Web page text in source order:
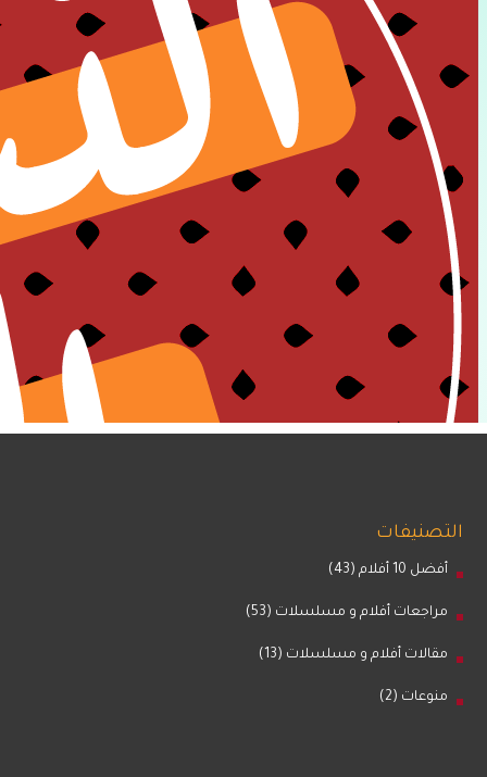
التصنيفات
أفضل 10 أفلام (43)
مراجعات أفلام و مسلسلات (53)
مقالات أفلام و مسلسلات (13)
منوعات (2)